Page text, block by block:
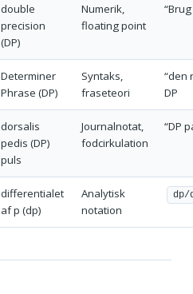
double
precision
(DP)
Numerik,
floating point
Determiner
Phrase (DP)
Syntaks,
fraseteori
“den
DP
dorsalis
pedis (DP)
puls
Journalnotat,
fodcirkulation
“DP
differentialet
af p (dp)
Analytisk
notation
dp/